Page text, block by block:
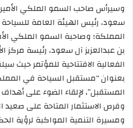
وسيرأس صاحب السمو الملكي
سعود، رئيس الهيئة العامة
المملكة؛ وصاحبة السمو الملكي
بن عبدالعزيز آل سعود، رئيسة مركز
الفعالية الافتتاحية للمؤتمر حيث
بعنوان “مستقبل السياحة في
وفرص الاستثمار المتاحة على صعيد
ومسيرة التنمية المواكبة لرؤية